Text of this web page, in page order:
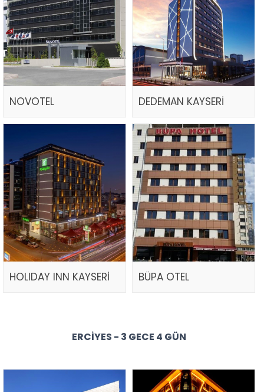
NOVOTEL DEDEMAN KAYSERİ
HOLIDAY INN KAYSERİ BÜPA OTEL
ERCIYES - 3 GECE 4 GÜN